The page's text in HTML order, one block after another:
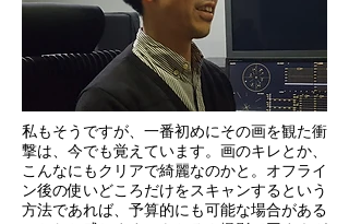
私もそうですが、一番初めにその画を観た衝
撃は、今でも覚えています。画のキレとか、
こんなにもクリアで綺麗なのかと。オフライ
ン後の使いどころだけをスキャンするという
方法であれば、予算的にも可能な場合がある